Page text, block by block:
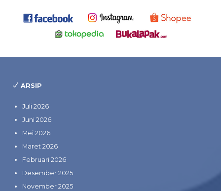
ARSIP
Juli 2026
Juni 2026
Mei 2026
Maret 2026
Februari 2026
Desember 2025
November 2025